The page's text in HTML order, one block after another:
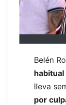
Belén
lleva
por